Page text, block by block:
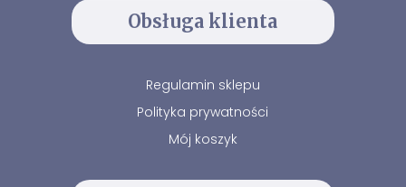
Obsługa klienta
Regulamin sklepu
Polityka prywatności
Mój koszyk